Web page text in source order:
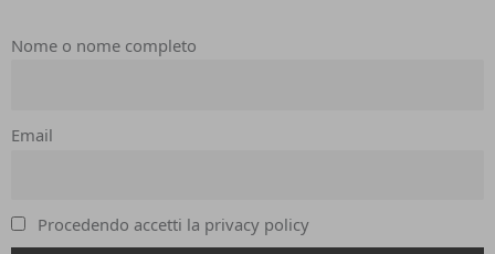
Nome o nome completo
Email
Procedendo accetti la privacy policy